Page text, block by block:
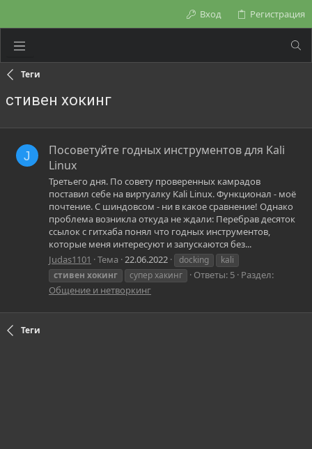
Вход Регистрация
Теги
стивен хокинг
J
Посоветуйте годных инструментов для Kali
Linux
Третьего дня. По совету проверенных камрадов
поставил себе на виртуалку Kali Linux. Функционал - моё
почтение. С шиндовсом - ни в какое сравнение! Однако
проблема возникла откуда не ждали: Перебрав десяток
ссылок с гитхаба понял что годных инструментов,
которые меня интересуют и запускаются без...
Judas1101
Тема 22.06.2022 docking
kali
стивен хокинг супер хакинг Ответы: 5 Раздел:
Общение и нетворкинг
Теги